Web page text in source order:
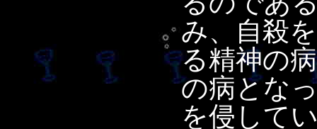
み、自殺
る精神の
の病とな
を侵して